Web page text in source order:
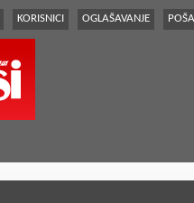
KORISNICI OGLAŠAVANJE